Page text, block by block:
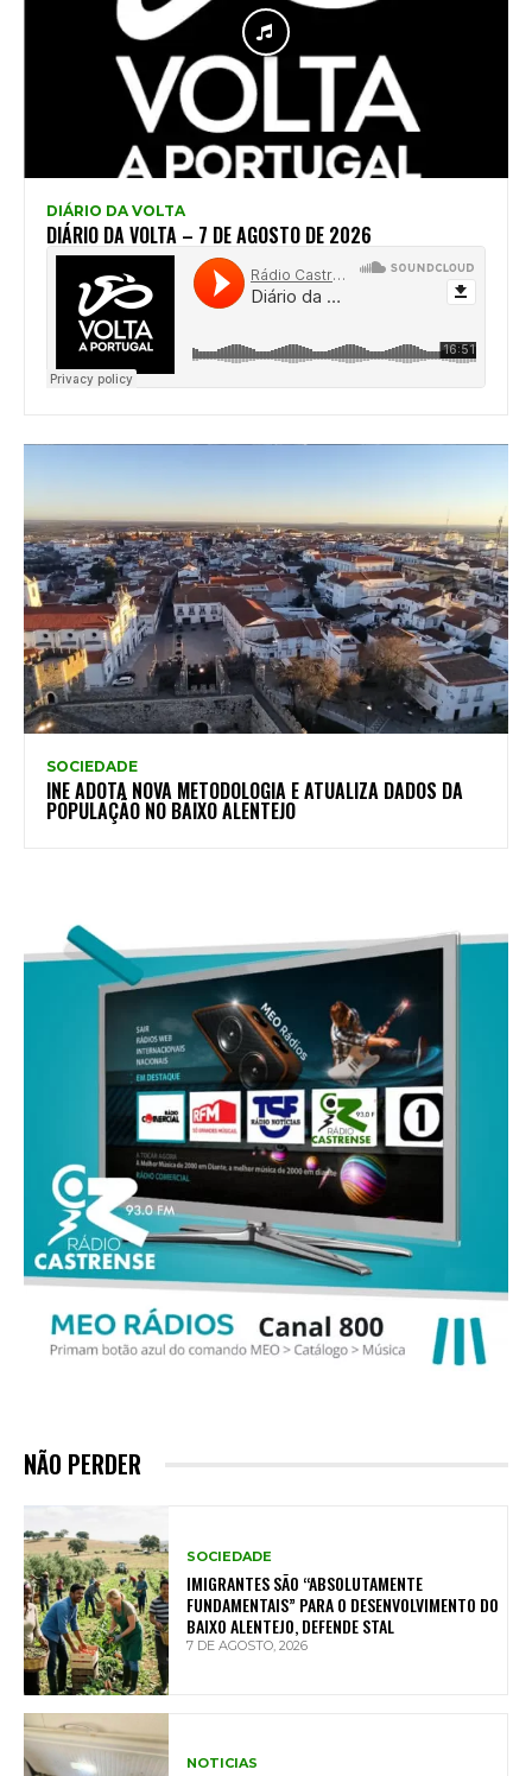
DIÁRIO DA VOLTA
DIÁRIO DA VOLTA – 7 DE AGOSTO DE 2026
SOCIEDADE
INE ADOTA NOVA METODOLOGIA E ATUALIZA DADOS DA
POPULAÇÃO NO BAIXO ALENTEJO
NÃO PERDER
SOCIEDADE
IMIGRANTES SÃO “ABSOLUTAMENTE
FUNDAMENTAIS” PARA O DESENVOLVIMENTO DO
BAIXO ALENTEJO, DEFENDE STAL
7 DE AGOSTO, 2026
NOTICIAS